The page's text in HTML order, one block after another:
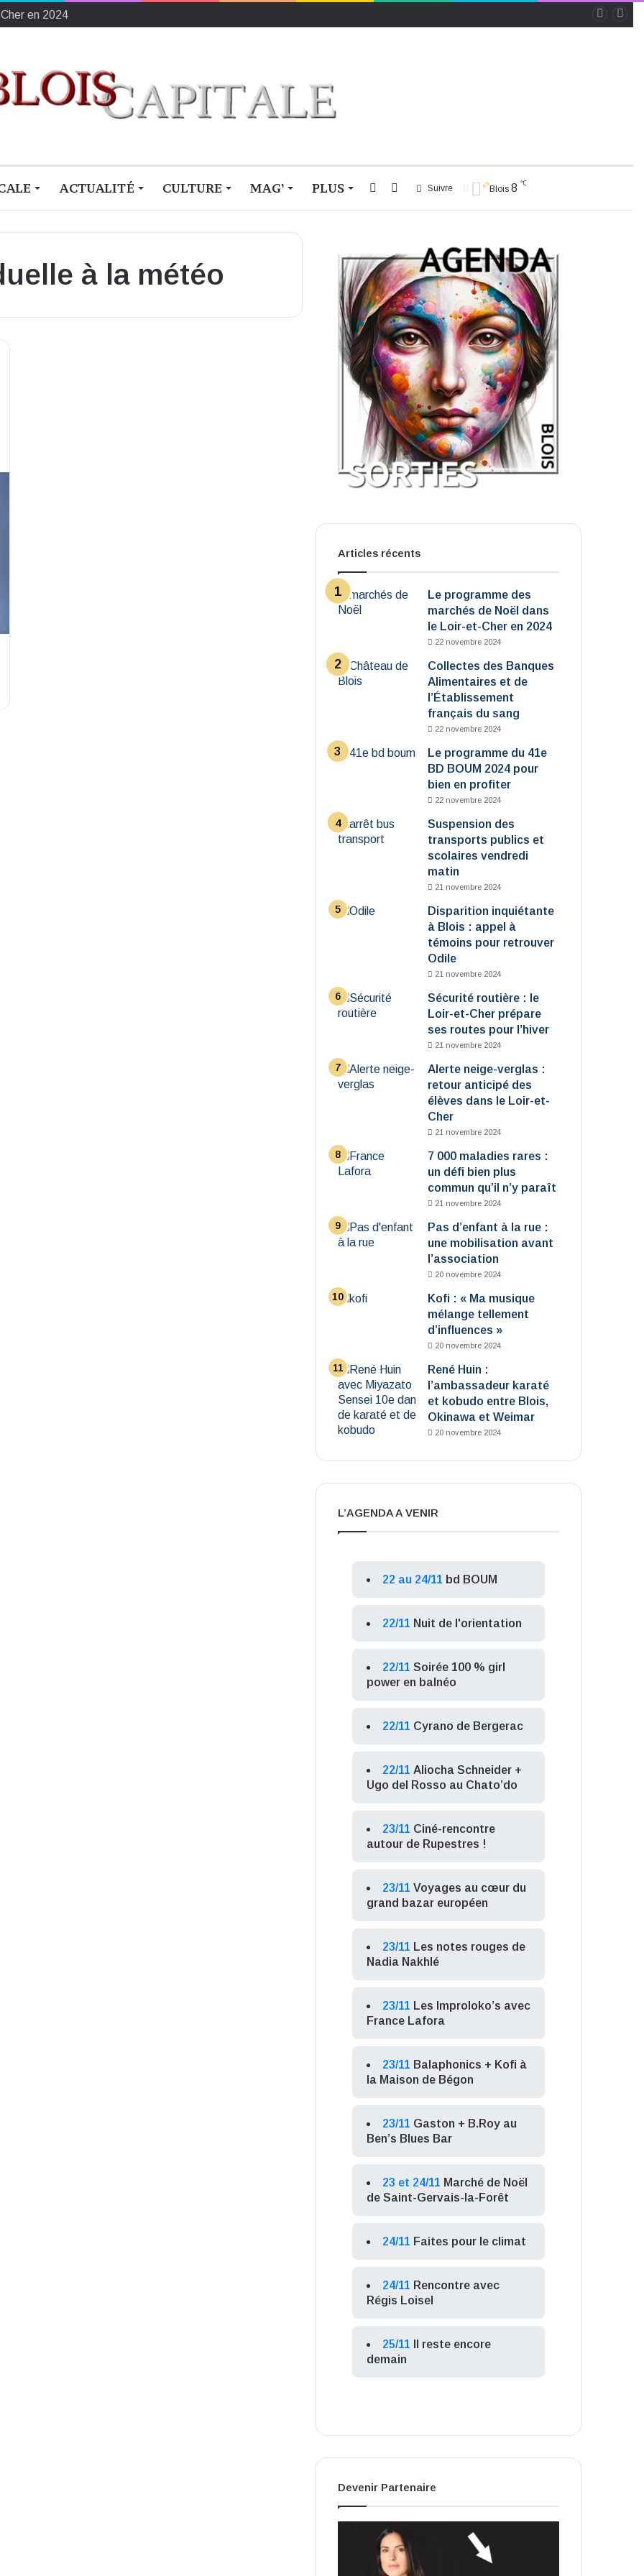
en 2024
ACTUALITÉ CULTURE MAG’ PLUS Blois 8 ℃
Suivre
Switch
Rechercher
à la météo
Articles récents
Le programme des
marchés de Noël dans
le Loir-et-Cher en 2024
22 novembre 2024
Collectes des Banques
Alimentaires et de
l’Établissement
français du sang
22 novembre 2024
Le programme du 41e
BD BOUM 2024 pour
bien en profiter
22 novembre 2024
Suspension des
transports publics et
scolaires vendredi
matin
21 novembre 2024
Disparition inquiétante
à Blois : appel à
témoins pour retrouver
Odile
21 novembre 2024
Sécurité routière : le
Loir-et-Cher prépare
ses routes pour l’hiver
21 novembre 2024
Alerte neige-verglas :
retour anticipé des
élèves dans le Loir-et-
Cher
21 novembre 2024
7 000 maladies rares :
un défi bien plus
commun qu’il n’y paraît
21 novembre 2024
Pas d’enfant à la rue :
une mobilisation avant
l’association
20 novembre 2024
Kofi : « Ma musique
mélange tellement
d’influences »
20 novembre 2024
René Huin :
l’ambassadeur karaté
et kobudo entre Blois,
Okinawa et Weimar
20 novembre 2024
L’AGENDA A VENIR
22 au 24/11 bd BOUM
22/11 Nuit de l'orientation
22/11 Soirée 100 % girl
power en balnéo
22/11 Cyrano de Bergerac
22/11 Aliocha Schneider +
Ugo del Rosso au Chato’do
23/11 Ciné-rencontre
autour de Rupestres !
23/11 Voyages au cœur du
grand bazar européen
23/11 Les notes rouges de
Nadia Nakhlé
23/11 Les Improloko’s avec
France Lafora
23/11 Balaphonics + Kofi à
la Maison de Bégon
23/11 Gaston + B.Roy au
Ben’s Blues Bar
23 et 24/11 Marché de Noël
de Saint-Gervais-la-Forêt
24/11 Faites pour le climat
24/11 Rencontre avec
Régis Loisel
25/11
Il reste encore
demain
Devenir Partenaire